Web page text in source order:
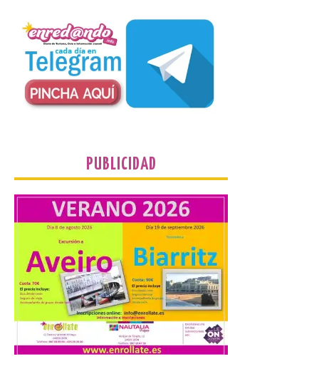
Un Bien de Interés
Cultural abandonado
desde 1949. Los
procuradores leonesistas
plantean que la Junta
contacte cuanto antes con los
La Universidad de León
distribuye folletos con la
programación del evento
del eclipse solar que
organiza con la ESA y el
Ayuntamiento
7 Ago 2026
Los materiales ya pueden
PUBLICIDAD